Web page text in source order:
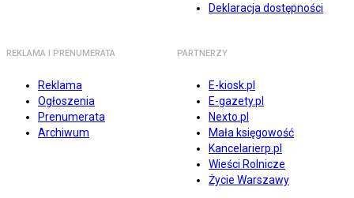
Deklaracja dostępności
REKLAMA I PRENUMERATA
Reklama
Ogłoszenia
Prenumerata
Archiwum
PARTNERZY
E-kiosk.pl
E-gazety.pl
Nexto.pl
Mała księgowość
Kancelarierp.pl
Wieści Rolnicze
Życie Warszawy